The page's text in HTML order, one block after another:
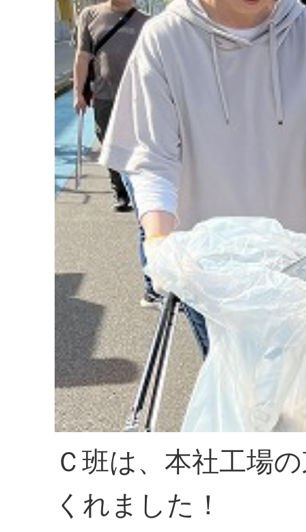
Ｃ班は、本社工場
くれました！